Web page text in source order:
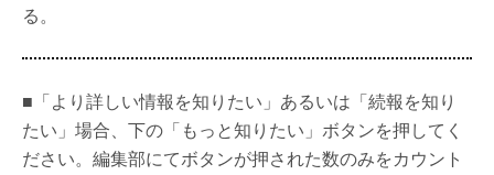
る。
■「より詳しい情報を知りたい」あるいは「続報を知り
たい」場合、下の「もっと知りたい」ボタンを押してく
ださい。編集部にてボタンが押された数のみをカウント